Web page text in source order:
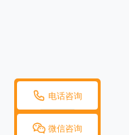
 电话咨询
 微信咨询